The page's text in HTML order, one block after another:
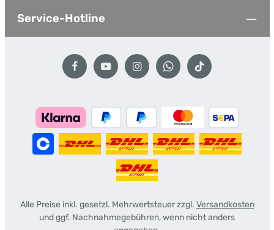
Service-Hotline
Alle Preise inkl. gesetzl. Mehrwertsteuer zzgl. Versandkosten
und ggf. Nachnahmegebühren, wenn nicht anders